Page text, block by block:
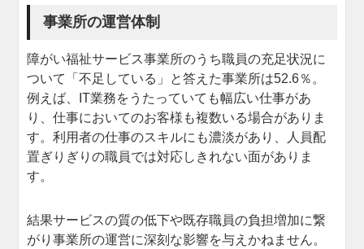
事業所の運営体制
障がい福祉サービス事業所のうち職員の充足状況に
ついて「不足している」と答えた事業所は52.6％。
例えば、IT業務をうたっていても幅広い仕事があ
り、仕事においてのお客様も複数いる場合がありま
す。利用者の仕事のスキルにも濃淡があり、人員配
置ぎりぎりの職員では対応しきれない面がありま
す。
結果サービスの質の低下や既存職員の負担増加に繋
がり事業所の運営に深刻な影響を与えかねません。